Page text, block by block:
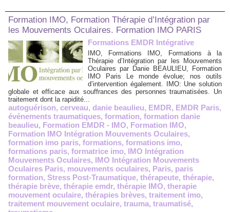
Formation IMO, Formation Thérapie d’Intégration par
les Mouvements Oculaires. Formation IMO PARIS
Formations EMDR Intégrative
IMO, Formations IMO, Formations à la
Thérapie d’Intégration par les Mouvements
Oculaires par Danie BEAULIEU, Formation
IMO Paris Le monde évolue; nos outils
d’intervention également. IMO: Une solution
globale et efficace aux souffrances des personnes traumatisées. Un
traitement dont la rapidité...
autoguérison, cerveau, danie beaulieu, EMDR, EMDR Paris,
événements traumatiques, formation, formation danie
beaulieu, Formation EMDR - IMO, Formation IMO,
Formation IMO Intégration Mouvements Oculaires,
formation imo paris, formations, formations imo,
formations paris, formatrice imo, IMO Intégration
Mouvements Oculaires, IMO Intégration Mouvements
Oculaires Paris, mouvements oculaires, Paris, paris
formation, Stress Post-Traumatique, thérapeute, thérapie,
thérapie brève, thérapie emdr, thérapie IMO, therapie
mouvement oculaire, thérapies brèves, traitement imo,
traitement mouvement oculaire, trauma, traumatisé,